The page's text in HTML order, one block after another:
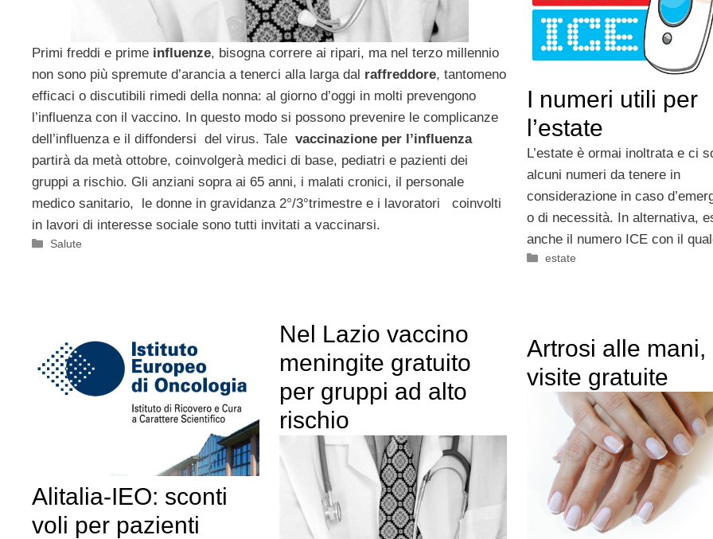
Primi freddi e prime influenze, bisogna correre ai ripari, ma nel terzo millennio
non sono più spremute d’arancia a tenerci alla larga dal raffreddore, tantomeno
efficaci o discutibili rimedi della nonna: al giorno d’oggi in molti prevengono
l’influenza con il vaccino. In questo modo si possono prevenire le complicanze
dell’influenza e il diffondersi del virus. Tale vaccinazione per l’influenza
partirà da metà ottobre, coinvolgerà medici di base, pediatri e pazienti dei
gruppi a rischio. Gli anziani sopra ai 65 anni, i malati cronici, il personale
medico sanitario, le donne in gravidanza 2°/3°trimestre e i lavoratori coinvolti
in lavori di interesse sociale sono tutti invitati a vaccinarsi.
Categorie
Salute
I numeri utili per
l’estate
L’estate è ormai inoltrata e ci
alcuni numeri da tenere in
considerazione in caso
o di necessità. In alternativa,
anche il numero ICE con il
Categorie
estate
Alitalia-IEO: sconti
voli per pazienti
Nel Lazio vaccino
meningite gratuito
per gruppi ad alto
rischio
Artrosi alle mani,
visite gratuite